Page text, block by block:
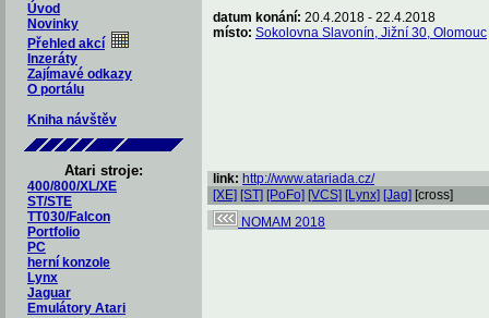
Úvod
Novinky
Přehled akcí
Inzeráty
Zajímavé odkazy
O portálu
Kniha návštěv
Atari stroje:
400/800/XL/XE
ST/STE
TT030/Falcon
Portfolio
PC
herní konzole
Lynx
Jaguar
Emulátory Atari
datum konání: 20.4.2018 - 22.4.2018
místo: Sokolovna Slavonín, Jižní 30, Olomouc
link: http://www.atariada.cz/
[XE] [ST] [PoFo] [VCS] [Lynx] [Jag] [cross]
NOMAM 2018